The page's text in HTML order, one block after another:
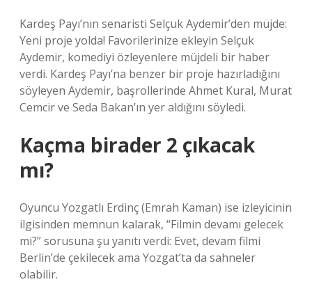
Kardeş Payı’nın senaristi Selçuk Aydemir’den müjde:
Yeni proje yolda! Favorilerinize ekleyin Selçuk
Aydemir, komediyi özleyenlere müjdeli bir haber
verdi. Kardeş Payı’na benzer bir proje hazırladığını
söyleyen Aydemir, başrollerinde Ahmet Kural, Murat
Cemcir ve Seda Bakan’ın yer aldığını söyledi.
Kaçma birader 2 çıkacak
mı?
Oyuncu Yozgatlı Erdinç (Emrah Kaman) ise izleyicinin
ilgisinden memnun kalarak, “Filmin devamı gelecek
mi?” sorusuna şu yanıtı verdi: Evet, devam filmi
Berlin’de çekilecek ama Yozgat’ta da sahneler
olabilir.